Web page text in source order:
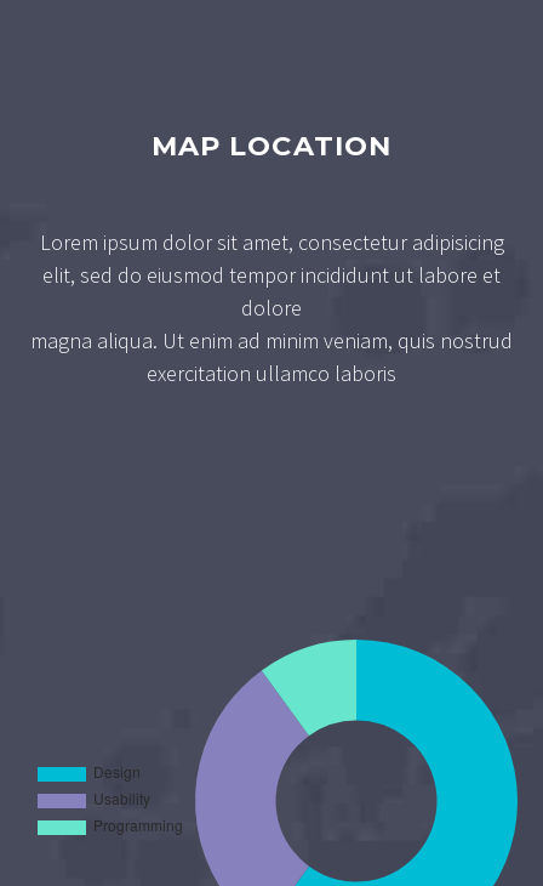
MAP LOCATION
Lorem ipsum dolor sit amet, consectetur adipisicing
elit, sed do eiusmod tempor incididunt ut labore et
dolore
magna aliqua. Ut enim ad minim veniam, quis nostrud
exercitation ullamco laboris